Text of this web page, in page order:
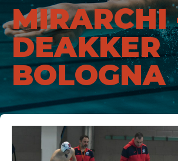
MIRARCHI
DEAKKER
BOLOGNA